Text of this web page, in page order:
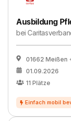
Ausbildung
bei
01662 Meißen
01.09.2026
11 Plätze